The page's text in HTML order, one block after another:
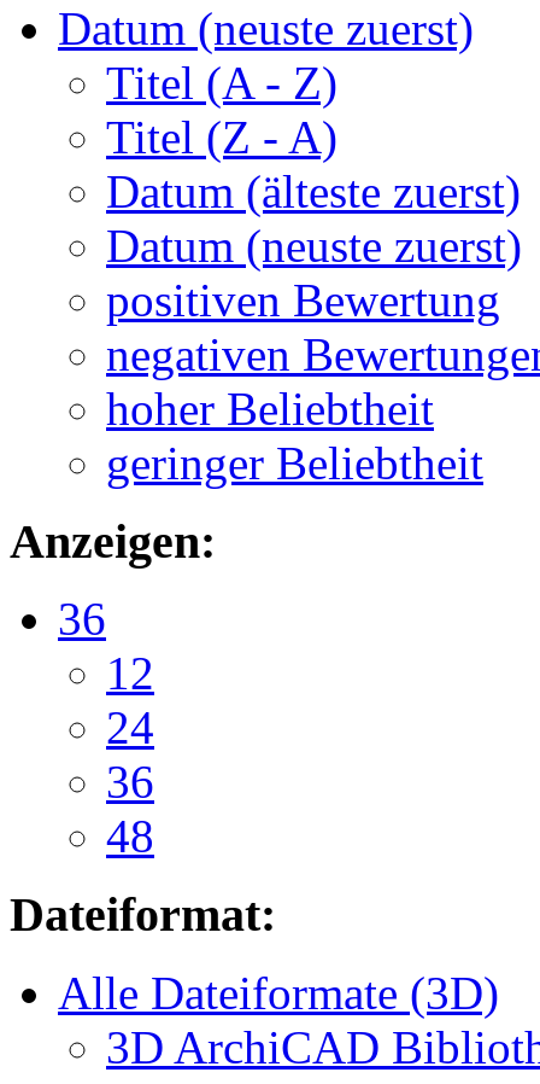
Datum (neuste zuerst)
Titel (A - Z)
Titel (Z - A)
Datum (älteste zuerst)
Datum (neuste zuerst)
positiven Bewertung
negativen
hoher Beliebtheit
geringer Beliebtheit
Anzeigen:
36
12
24
36
48
Dateiformat:
Alle Dateiformate (3D)
3D ArchiCAD